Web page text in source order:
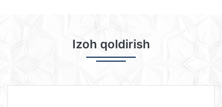
Izoh qoldirish